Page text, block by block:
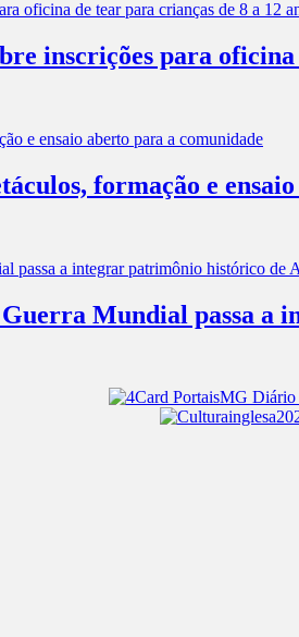
inscrições para oficina
formação e
Guerra Mundial passa